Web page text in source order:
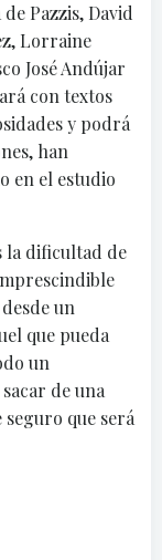
Pazzis, David
Lorraine
José Andújar
con textos
y podrá
han
en el estudio
la dificultad de
un
que pueda
un
de una
que será